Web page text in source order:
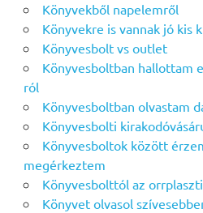
Könyvekből napelemről
Könyvekre is vannak jó kis
Könyvesbolt vs outlet
Könyvesboltban hallottam
ról
Könyvesboltban olvastam
Könyvesbolti
Könyvesboltok között
megérkeztem
Könyvesbolttól az
Könyvet olvasol